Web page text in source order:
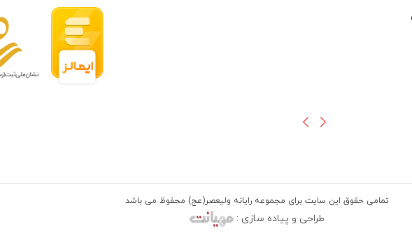
هارهای اینترنال مخصوص دوربین های مدار بسته در
تمامی حقوق این سایت برای مجموعه رایانه ولیعصر(عج) محفوظ می باشد
طراحی و پیاده سازی :